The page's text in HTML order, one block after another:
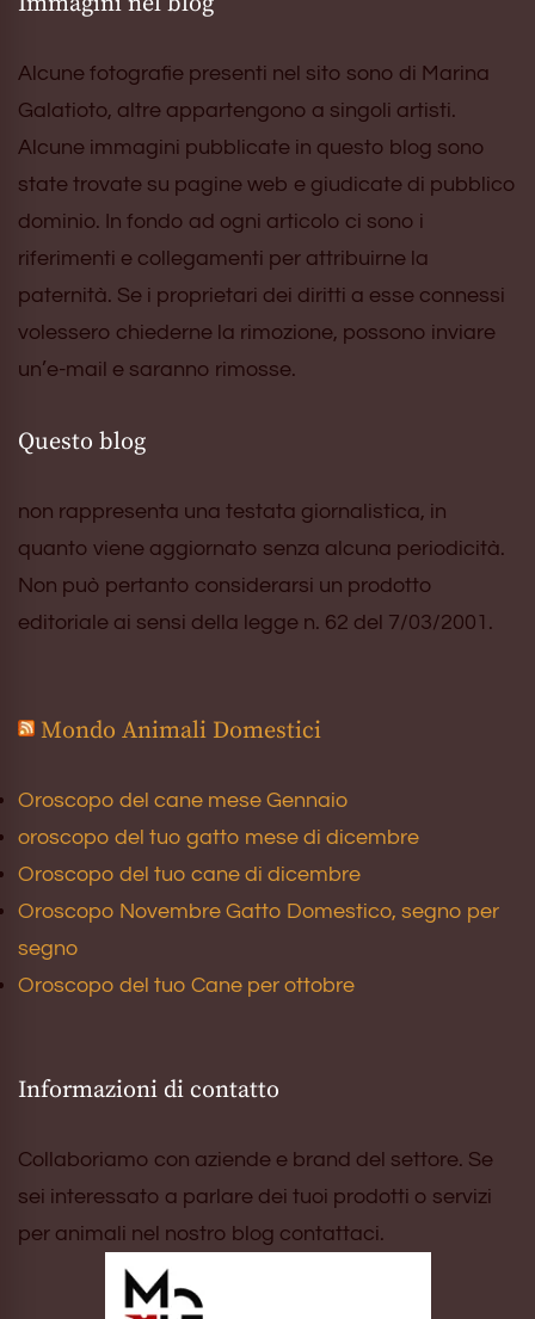
Alcune fotografie presenti nel sito sono di Marina
Galatioto, altre appartengono a singoli artisti.
Alcune immagini pubblicate in questo blog sono
state trovate su pagine web e giudicate di pubblico
dominio. In fondo ad ogni articolo ci sono i
riferimenti e collegamenti per attribuirne la
paternità. Se i proprietari dei diritti a esse connessi
volessero chiederne la rimozione, possono inviare
un’e-mail e saranno rimosse.
Questo blog
non rappresenta una testata giornalistica, in
quanto viene aggiornato senza alcuna periodicità.
Non può pertanto considerarsi un prodotto
editoriale ai sensi della legge n. 62 del 7/03/2001.
Mondo Animali Domestici
Oroscopo del cane mese Gennaio
oroscopo del tuo gatto mese di dicembre
Oroscopo del tuo cane di dicembre
Oroscopo Novembre Gatto Domestico, segno per
segno
Oroscopo del tuo Cane per ottobre
Informazioni di contatto
Collaboriamo con aziende e brand del settore. Se
sei interessato a parlare dei tuoi prodotti o servizi
per animali nel nostro blog contattaci.